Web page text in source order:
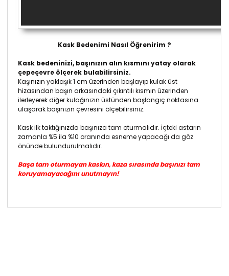
Kask Bedenimi Nasıl Öğrenirim ?
Kask bedeninizi, başınızın alın kısmını yatay olarak
çepeçevre ölçerek bulabilirsiniz.
Kaşınızın yaklaşık 1 cm üzerinden başlayıp kulak üst
hizasından başın arkasındaki çıkıntılı kısmın üzerinden
ilerleyerek diğer kulağınızın üstünden başlangıç noktasına
ulaşarak başınızın çevresini ölçebilirsiniz.
Kask ilk taktığınızda başınıza tam oturmalıdır. İçteki astarın
zamanla %5 ila %10 oranında esneme yapacağı da göz
önünde bulundurulmalıdır.
Başa tam oturmayan kaskın, kaza sırasında başınızı tam
koruyamayacağını unutmayın!